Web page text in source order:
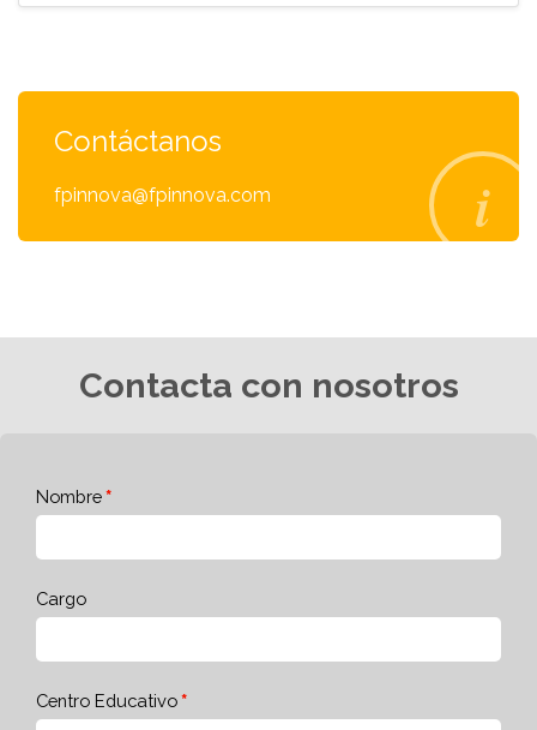
Contáctanos
fpinnova@fpinnova.com
Contacta con nosotros
Nombre
Cargo
Centro Educativo